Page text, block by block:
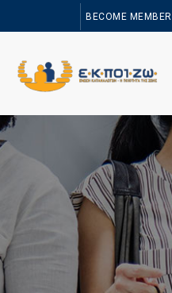
main
BECOME MEMBER